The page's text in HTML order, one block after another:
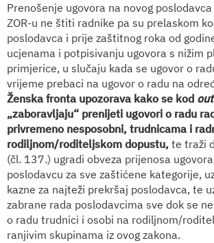
Prenošenje ugovora na novog
ZOR-u ne štiti radnike pa su prelaskom
poslodavca i prije zaštitnog roka od
ucjenama i potpisivanju ugovora s nižim
primjerice, u slučaju kada se ugovor o
vrijeme prebaci na ugovor o radu na
Ženska fronta upozorava kako se kod
„zaboravljaju“ prenijeti ugovori o radu
privremeno nesposobni, trudnicama i
rodiljnom/roditeljskom dopustu, te traži
(čl. 137.) ugradi obveza prijenosa
poslodavcu za sve zaštićene kategorije,
kazne za najteži prekršaj poslodavca, te
zabrane rada poslodavcima sve dok se
o radu trudnici i osobi na rodiljnom/
ranjivim skupinama iz ovog zakona.